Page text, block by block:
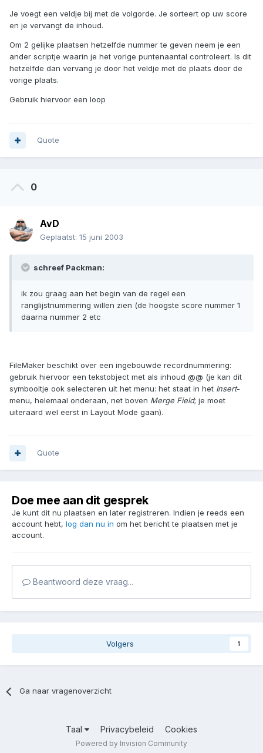
Je voegt een veldje bij met de volgorde. Je sorteert op uw score
en je vervangt de inhoud.
Om 2 gelijke plaatsen hetzelfde nummer te geven neem je een
ander scriptje waarin je het vorige puntenaantal controleert. Is dit
hetzelfde dan vervang je door het veldje met de plaats door de
vorige plaats.
Gebruik hiervoor een loop
Quote
0
AvD
Geplaatst: 15 juni 2003
schreef Packman:
ik zou graag aan het begin van de regel een
ranglijstnummering willen zien (de hoogste score nummer 1
daarna nummer 2 etc
FileMaker beschikt over een ingebouwde recordnummering:
gebruik hiervoor een tekstobject met als inhoud @@ (je kan dit
symbooltje ook selecteren uit het menu: het staat in het Insert-
menu, helemaal onderaan, net boven Merge Field; je moet
uiteraard wel eerst in Layout Mode gaan).
Quote
Doe mee aan dit gesprek
Je kunt dit nu plaatsen en later registreren. Indien je reeds een
account hebt, log dan nu in om het bericht te plaatsen met je
account.
Beantwoord deze vraag...
Volgers 1
Ga naar vragenoverzicht
Taal Privacybeleid Cookies
Powered by Invision Community